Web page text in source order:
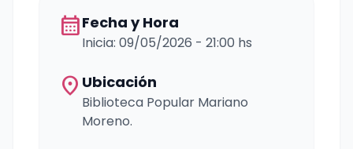
calendar_monthFecha y Hora
Inicia: 09/05/2026 - 21:00 hs
location_on Ubicación
Biblioteca Popular Mariano
Moreno.